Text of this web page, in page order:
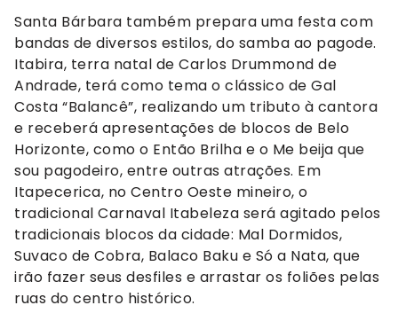
Santa Bárbara também prepara uma festa com
bandas de diversos estilos, do samba ao pagode.
Itabira, terra natal de Carlos Drummond de
Andrade, terá como tema o clássico de Gal
Costa “Balancê”, realizando um tributo à cantora
e receberá apresentações de blocos de Belo
Horizonte, como o Então Brilha e o Me beija que
sou pagodeiro, entre outras atrações. Em
Itapecerica, no Centro Oeste mineiro, o
tradicional Carnaval Itabeleza será agitado pelos
tradicionais blocos da cidade: Mal Dormidos,
Suvaco de Cobra, Balaco Baku e Só a Nata, que
irão fazer seus desfiles e arrastar os foliões pelas
ruas do centro histórico.